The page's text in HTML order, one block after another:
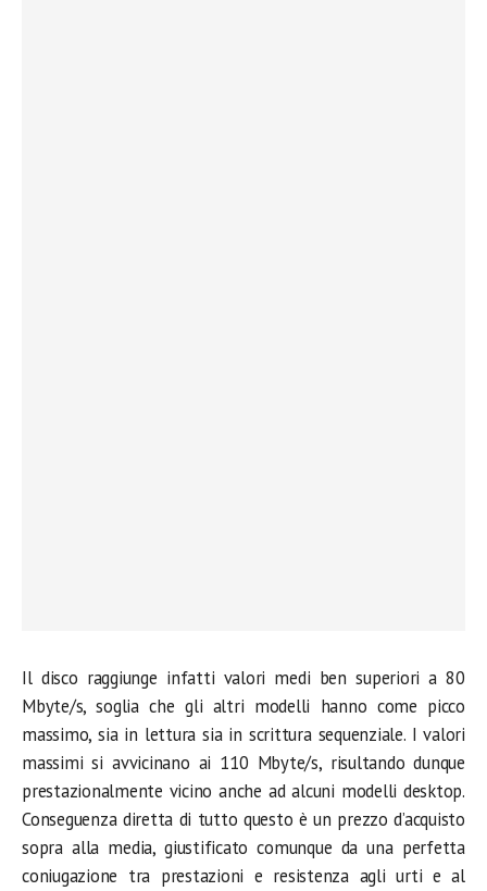
Il disco raggiunge infatti valori medi ben superiori a 80
Mbyte/s, soglia che gli altri modelli hanno come picco
massimo, sia in lettura sia in scrittura sequenziale. I valori
massimi si avvicinano ai 110 Mbyte/s, risultando dunque
prestazionalmente vicino anche ad alcuni modelli desktop.
Conseguenza diretta di tutto questo è un prezzo d’acquisto
sopra alla media, giustificato comunque da una perfetta
coniugazione tra prestazioni e resistenza agli urti e al